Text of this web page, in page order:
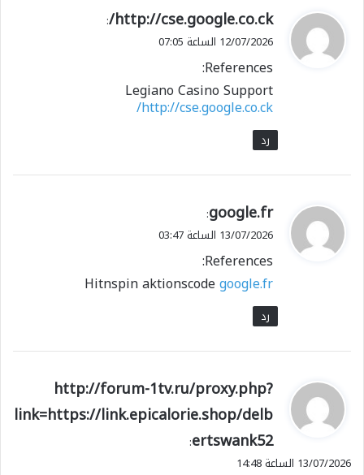
ي
ق
ل
http://cse.google.co.ck/
:
12/07/2026 الساعة 07:05
References:
Legiano Casino Support
http://cse.google.co.ck/
رد
ي
ق
ل
google.fr
:
13/07/2026 الساعة 03:47
References:
Hitnspin aktionscodegoogle.fr
رد
ي
و
ل
http://forum-1tv.ru/proxy.php?
link=https://link.epicalorie.shop/delb
ertswank52
:
13/07/2026 الساعة 14:48